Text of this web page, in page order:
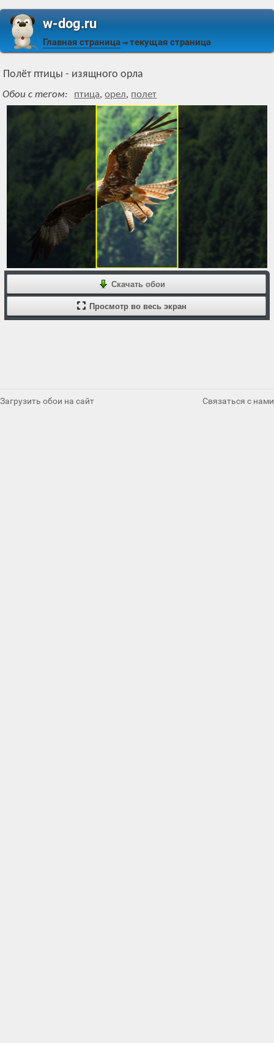
w-dog.ru
Главная страница ⇒ текущая страница
Полёт птицы - изящного орла
Обои с тегом: птица,орел, полет
Скачать обои
Просмотр во весь экран
Загрузить обои на сайт Связаться с нами